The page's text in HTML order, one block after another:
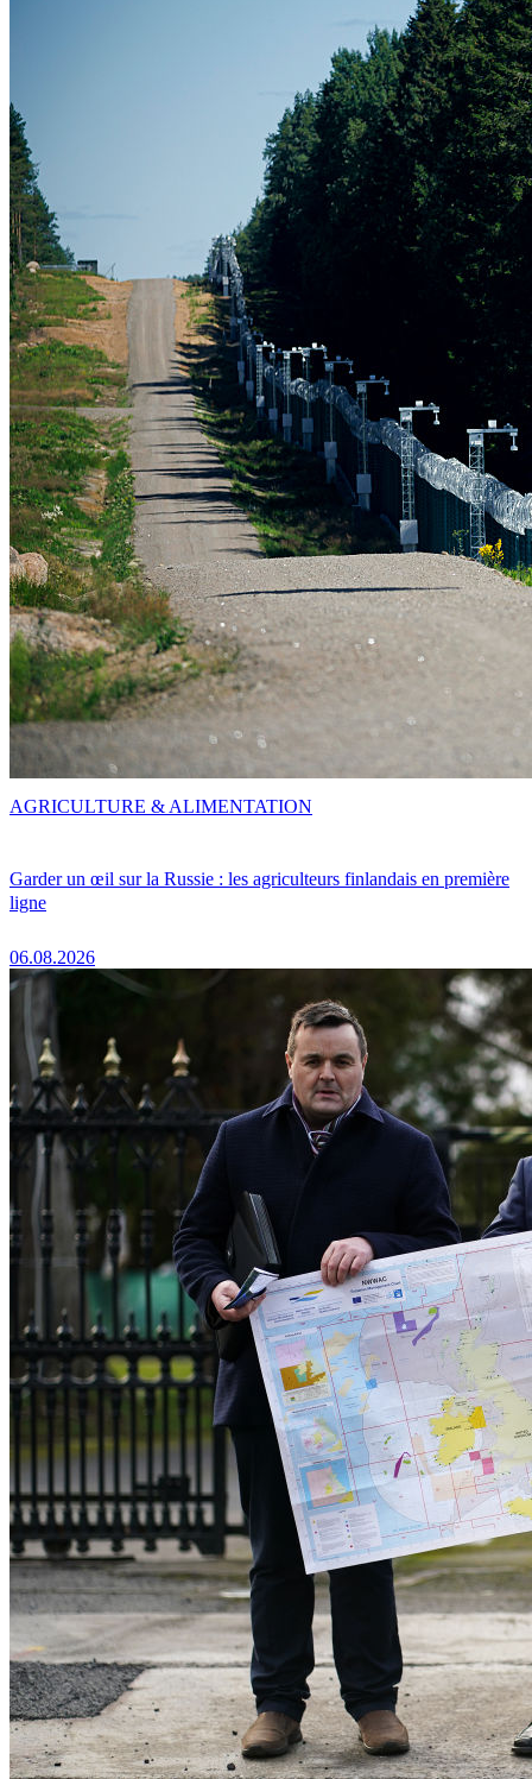
Garder un œil sur la Russie : les agriculteurs finlandais en première
ligne
06.08.2026
AGRICULTURE & ALIMENTATION